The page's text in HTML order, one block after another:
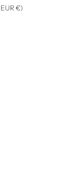
€)